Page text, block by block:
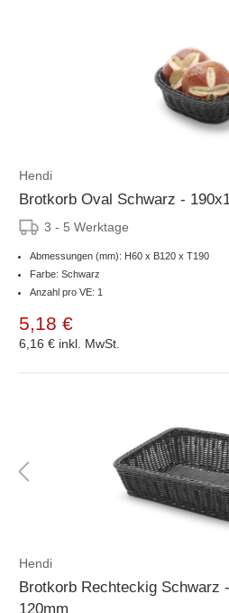
Hendi
Brotkorb Oval Schwarz -
3 - 5 Werktage
Abmessungen (mm): H60 x B120 x T190
Farbe: Schwarz
Anzahl pro VE: 1
5,18 €
6,16 € inkl. MwSt.
Hendi
Brotkorb Rechteckig Schwarz
120mm